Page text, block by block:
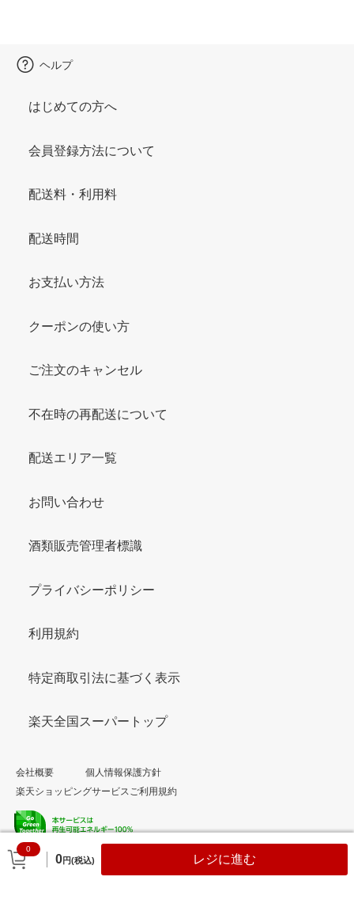
0
0円(税込) レジに進む
ヘルプ
はじめての方へ
会員登録方法について
配送料・利用料
配送時間
お支払い方法
クーポンの使い方
ご注文のキャンセル
不在時の再配送について
配送エリア一覧
お問い合わせ
酒類販売管理者標識
プライバシーポリシー
利用規約
特定商取引法に基づく表示
楽天全国スーパートップ
会社概要
個人情報保護方針
楽天ショッピングサービスご利用規約
© Rakuten Group, Inc.